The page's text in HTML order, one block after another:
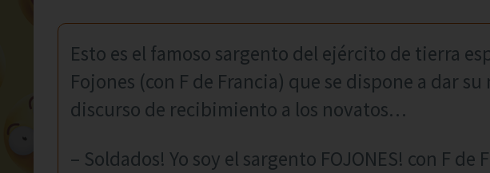
Esto es el famoso sargento del ejército de tierra
Fojones (con F de Francia) que se dispone a dar
discurso de recibimiento a los novatos…
– Soldados! Yo soy el sargento FOJONES! con F de